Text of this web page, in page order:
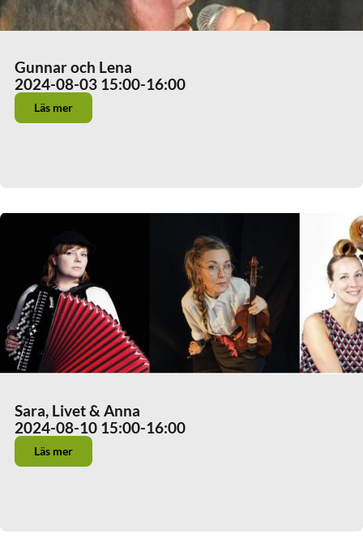
Gunnar och Lena
2024-08-03 15:00-16:00
Läs mer
Sara, Livet & Anna
2024-08-10 15:00-16:00
Läs mer